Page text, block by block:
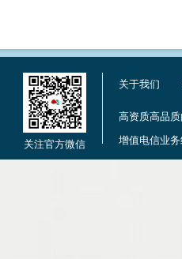
关注官方微信
关于我们
高资质高品
增值电信业